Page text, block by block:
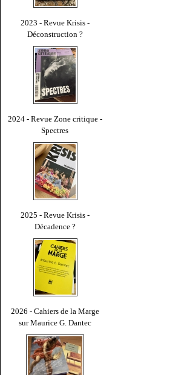
2023 - Revue Krisis -
Déconstruction ?
2024 - Revue Zone critique -
Spectres
2025 - Revue Krisis -
Décadence ?
2026 - Cahiers de la Marge
sur Maurice G. Dantec